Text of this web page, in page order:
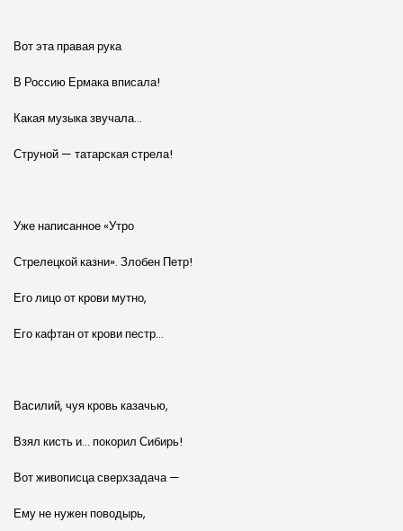
Вот эта правая рука
В Россию Ермака вписала!
Какая музыка звучала…
Струной — татарская стрела!
Уже написанное «Утро
Стрелецкой казни». Злобен Петр!
Его лицо от крови мутно,
Его кафтан от крови пестр…
Василий, чуя кровь казачью,
Взял кисть и… покорил Сибирь!
Вот живописца сверхзадача —
Ему не нужен поводырь,